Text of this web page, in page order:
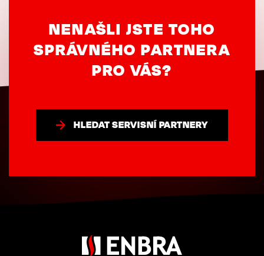
NENAŠLI JSTE TOHO
SPRÁVNÉHO PARTNERA
PRO VÁS?
HLEDAT SERVISNÍ PARTNERY